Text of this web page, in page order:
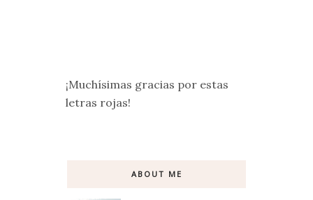
¡Muchísimas gracias por estas
letras rojas!
ABOUT ME